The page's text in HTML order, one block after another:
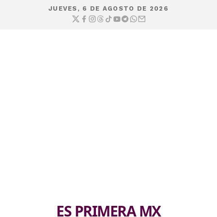
JUEVES, 6 DE AGOSTO DE 2026
ES PRIMERA MX